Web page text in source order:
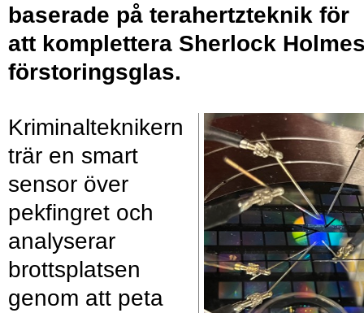
baserade på terahertzteknik för
att komplettera Sherlock
förstoringsglas.
Kriminalteknikern
trär en smart
sensor över
pekfingret och
analyserar
brottsplatsen
genom att peta